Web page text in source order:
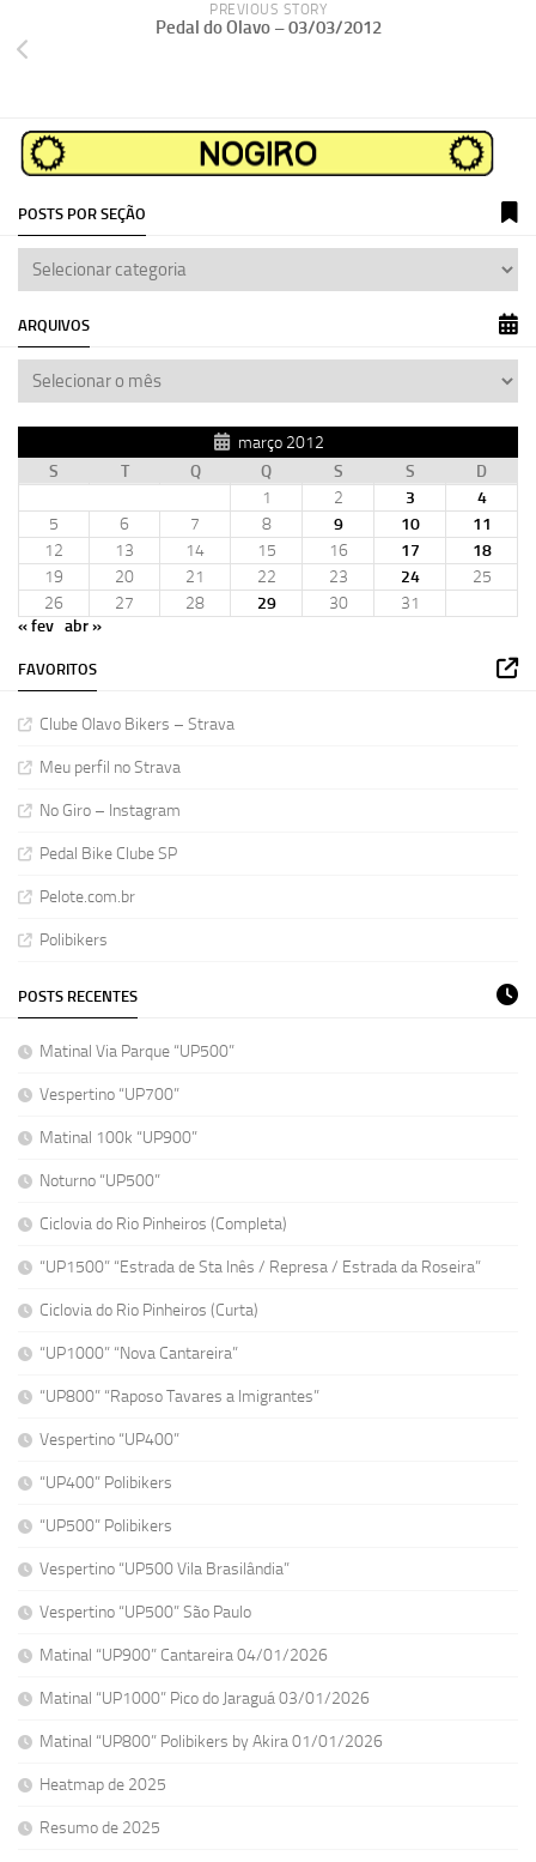
PREVIOUS STORY
Pedal do Olavo – 03/03/2012
POSTS POR SEÇÃO
ARQUIVOS
março 2012
S
T Q Q S S
D
1
2 3
4
5
6 7 8 9 10
11
12
13 14 15 16 17
18
19
20 21 22 23 24
25
26
27 28 29 30
31
« fev abr »
FAVORITOS
Clube Olavo Bikers – Strava
Meu perfil no Strava
No Giro – Instagram
Pedal Bike Clube SP
Pelote.com.br
Polibikers
POSTS RECENTES
Matinal Via Parque “UP500”
Vespertino “UP700”
Matinal 100k “UP900”
Noturno “UP500”
Ciclovia do Rio Pinheiros (Completa)
“UP1500” “Estrada de Sta Inês / Represa / Estrada da Roseira”
Ciclovia do Rio Pinheiros (Curta)
“UP1000” “Nova Cantareira”
“UP800” “Raposo Tavares a Imigrantes”
Vespertino “UP400”
“UP400” Polibikers
“UP500” Polibikers
Vespertino “UP500 Vila Brasilândia”
Vespertino “UP500” São Paulo
Matinal “UP900” Cantareira 04/01/2026
Matinal “UP1000” Pico do Jaraguá 03/01/2026
Matinal “UP800” Polibikers by Akira 01/01/2026
Heatmap de 2025
Resumo de 2025